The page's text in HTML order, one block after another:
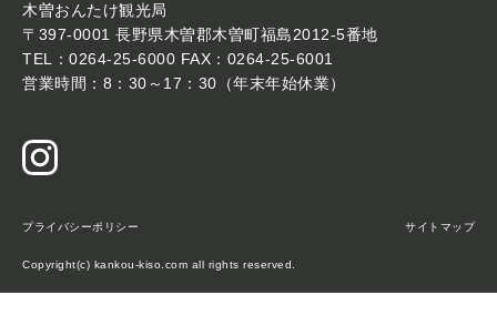
木曽おんたけ観光局
〒397-0001 長野県木曽郡木曽町福島2012-5番地
TEL：0264-25-6000 FAX：0264-25-6001
営業時間：8：30～17：30（年末年始休業）
プライバシーポリシー サイトマップ
Copyright(c) kankou-kiso.com all rights reserved.